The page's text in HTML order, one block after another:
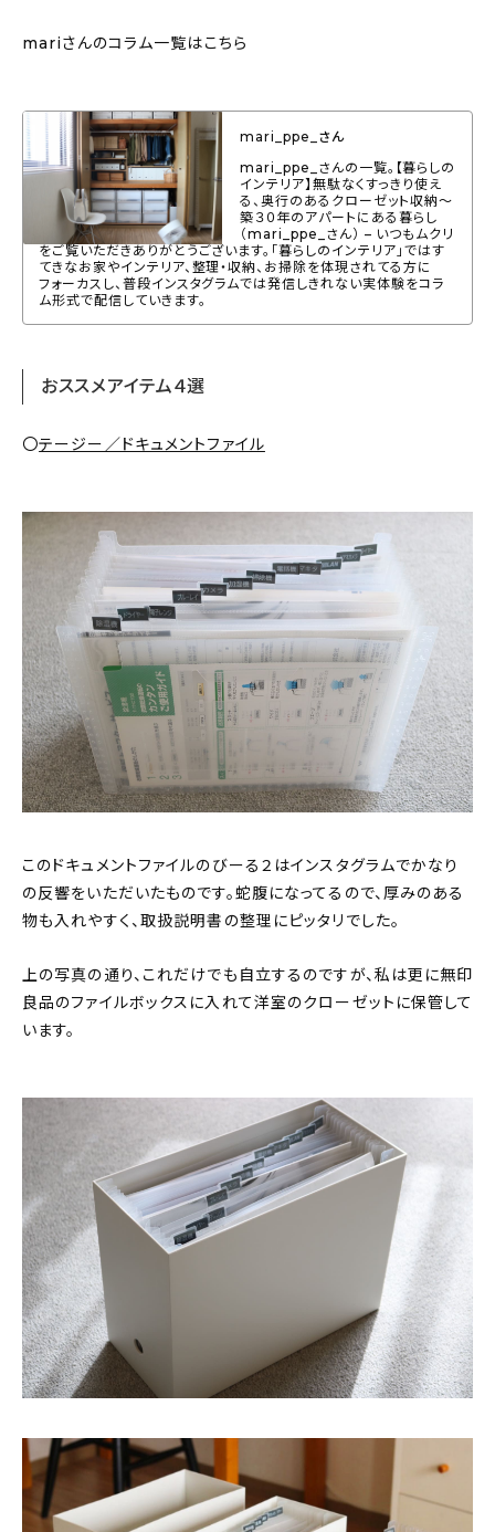
mariさんのコラム一覧はこちら
mari_ppe_さん
mari_ppe_さんの一覧。【暮らしの
インテリア】無駄なくすっきり使え
る、奥行のあるクローゼット収納〜
築３０年のアパートにある暮らし
（mari_ppe_さん） – いつもムクリ
をご覧いただきありがとうございます。「暮らしのインテリア」ではす
てきなお家やインテリア、整理・収納、お掃除を体現されてる方に
フォーカスし、普段インスタグラムでは発信しきれない実体験をコラ
ム形式で配信していきます。
おススメアイテム４選
〇テージー／ドキュメントファイル
このドキュメントファイルのびーる２はインスタグラムでかなり
の反響をいただいたものです。蛇腹になってるので、厚みのある
物も入れやすく、取扱説明書の整理にピッタリでした。
上の写真の通り、これだけでも自立するのですが、私は更に無印
良品のファイルボックスに入れて洋室のクローゼットに保管して
います。